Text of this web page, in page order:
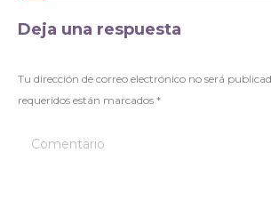
Deja una respuesta
Tu dirección de correo electrónico no será
requeridos están marcados *
Comentario